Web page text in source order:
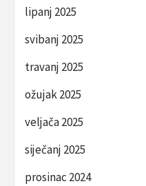
lipanj 2025
svibanj 2025
travanj 2025
ožujak 2025
veljača 2025
siječanj 2025
prosinac 2024